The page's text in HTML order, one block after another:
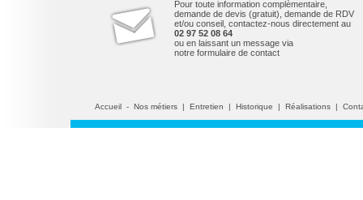
Pour toute information complèmentaire,
demande de devis (gratuit), demande de RDV
et/ou conseil, contactez-nous directement au
02 97 52 08 64
ou en laissant un message via
notre formulaire de contact
Accueil - Nos métiers | Entretien | Historique | Réalisations |